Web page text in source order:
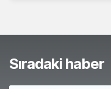
Sıradaki haber